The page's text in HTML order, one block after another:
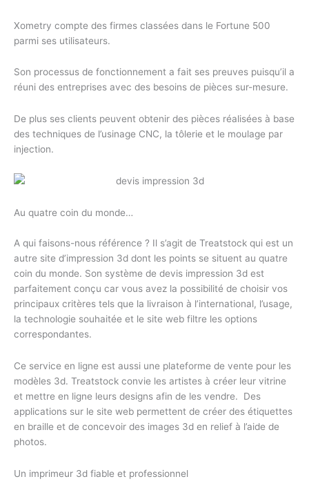
Xometry compte des firmes classées dans le Fortune 500
parmi ses utilisateurs.
Son processus de fonctionnement a fait ses preuves puisqu’il a
réuni des entreprises avec des besoins de pièces sur-mesure.
De plus ses clients peuvent obtenir des pièces réalisées à base
des techniques de l’usinage CNC, la tôlerie et le moulage par
injection.
Au quatre coin du monde…
A qui faisons-nous référence ? Il s’agit de Treatstock qui est un
autre site d’impression 3d dont les points se situent au quatre
coin du monde. Son système de devis impression 3d est
parfaitement conçu car vous avez la possibilité de choisir vos
principaux critères tels que la livraison à l’international, l’usage,
la technologie souhaitée et le site web filtre les options
correspondantes.
Ce service en ligne est aussi une plateforme de vente pour les
modèles 3d. Treatstock convie les artistes à créer leur vitrine
et mettre en ligne leurs designs afin de les vendre. Des
applications sur le site web permettent de créer des étiquettes
en braille et de concevoir des images 3d en relief à l’aide de
photos.
Un imprimeur 3d fiable et professionnel